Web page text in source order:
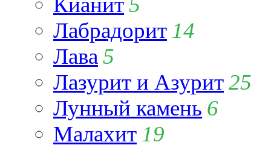
Лабрадорит 14
Лава 5
Лазурит и Азурит25
Лунный камень 6
Малахит 19